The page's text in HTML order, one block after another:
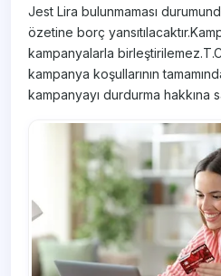
Jest Lira bulunmaması
özetine borç
kampanyalarla
kampanya koşullarının
kampanyayı durdurma hakkına